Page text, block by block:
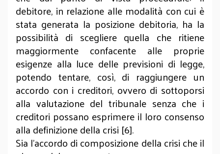
debitore, in relazione alle modalità con cui è
stata generata la posizione debitoria, ha la
possibilità di scegliere quella che ritiene
maggiormente confacente alle proprie
esigenze alla luce delle previsioni di legge,
potendo tentare, così, di raggiungere un
accordo con i creditori, ovvero di sottoporsi
alla valutazione del tribunale senza che i
creditori possano esprimere il loro consenso
alla definizione della crisi [6].
Sia l’accordo di composizione della crisi che il